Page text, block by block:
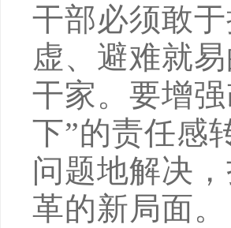
干部必须敢
虚、避难就
干家。要增
下”的责任感
问题地解决
革的新局面。